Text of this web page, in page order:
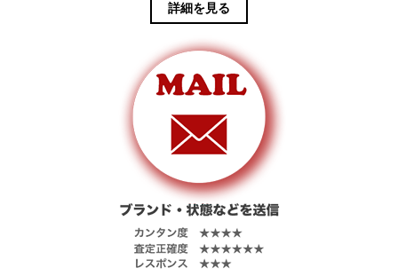
詳細を見る